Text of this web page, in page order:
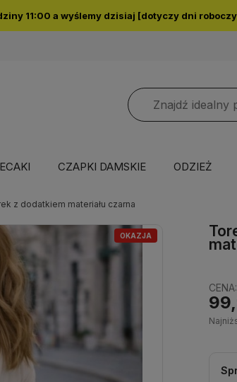
11:00 a wyślemy dzisiaj [dotyczy dni
CZAPKI DAMSKIE ODZIEŻ
z dodatkiem materiału czarna
OKAZJA
CENA: